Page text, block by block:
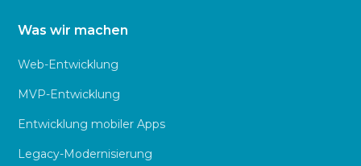
Was wir machen
Web-Entwicklung
MVP-Entwicklung
Entwicklung mobiler Apps
Legacy-Modernisierung